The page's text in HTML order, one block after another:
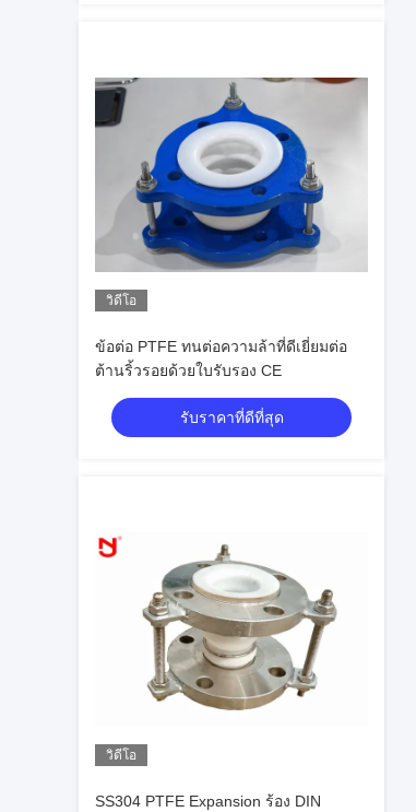
วิดีโอ
ข้อต่อ PTFE ทนต่อความล้าที่ดีเยี่ยมต่อ
ต้านริ้วรอยด้วยใบรับรอง CE
รับราคาที่ดีที่สุด
วิดีโอ
SS304 PTFE Expansion ร้อง DIN